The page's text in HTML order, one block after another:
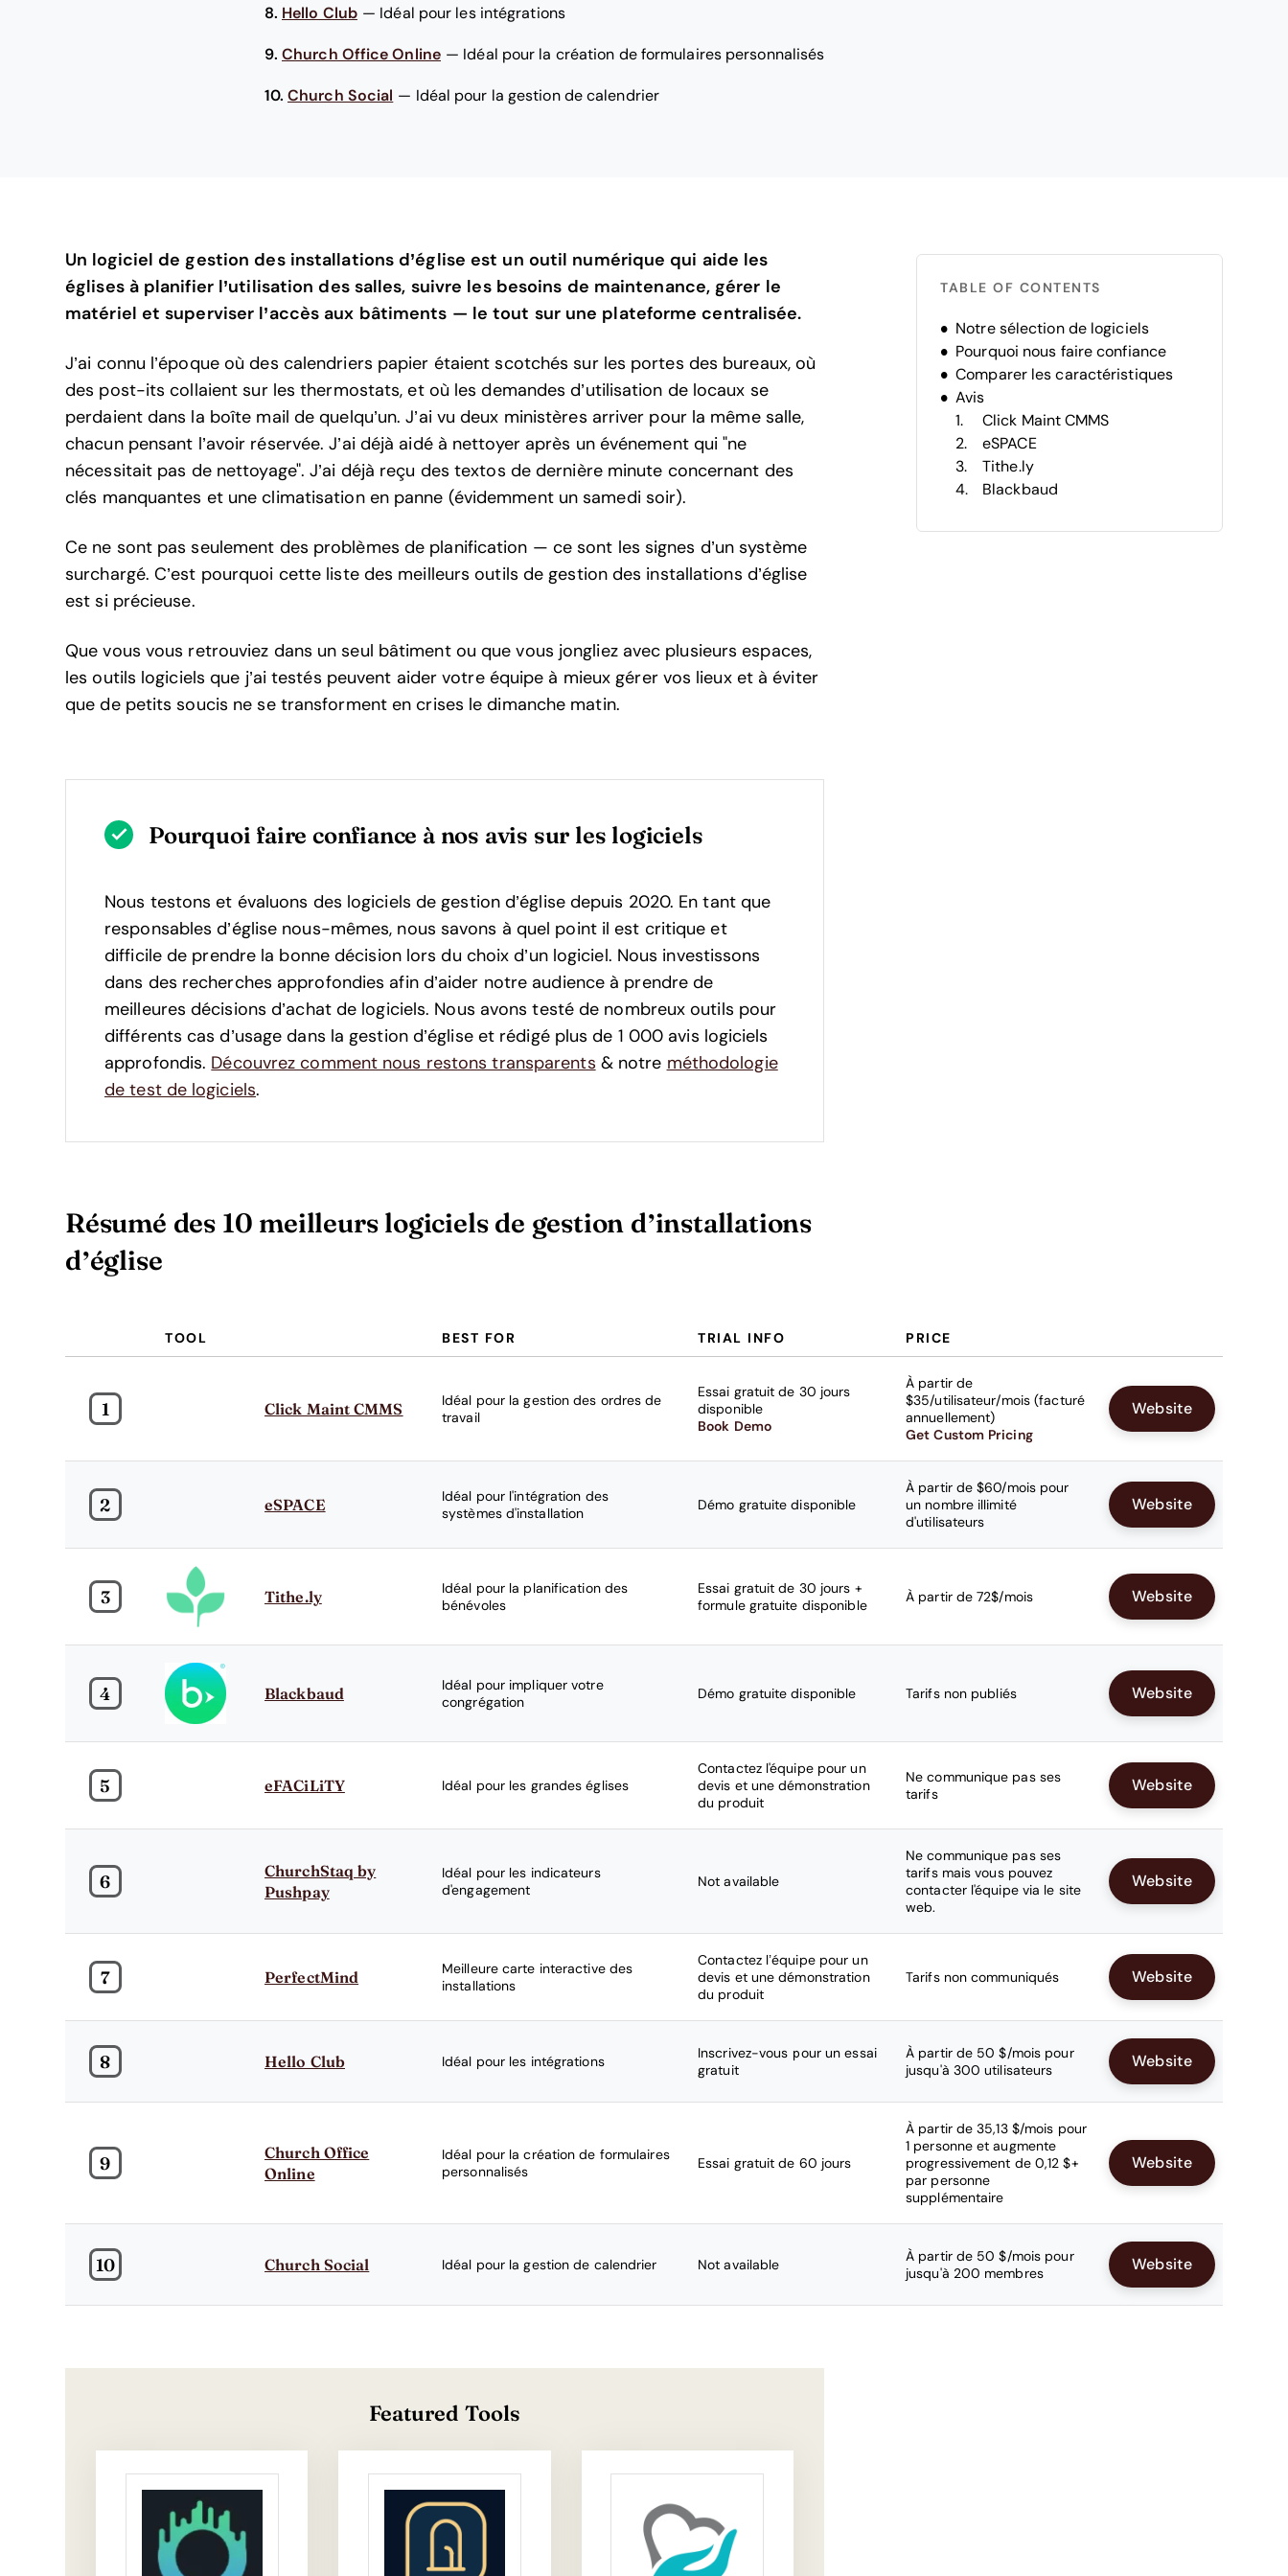
8. Hello Club — Idéal pour les intégrations
9. Church Office Online — Idéal pour la création de formulaires personnalisés
10. Church Social — Idéal pour la gestion de calendrier
Un logiciel de gestion des installations d’église est un outil numérique qui aide les
églises à planifier l’utilisation des salles, suivre les besoins de maintenance, gérer le
matériel et superviser l’accès aux bâtiments — le tout sur une plateforme centralisée.
J’ai connu l’époque où des calendriers papier étaient scotchés sur les portes des bureaux, où
des post-its collaient sur les thermostats, et où les demandes d’utilisation de locaux se
perdaient dans la boîte mail de quelqu’un. J’ai vu deux ministères arriver pour la même salle,
chacun pensant l’avoir réservée. J’ai déjà aidé à nettoyer après un événement qui "ne
nécessitait pas de nettoyage". J’ai déjà reçu des textos de dernière minute concernant des
clés manquantes et une climatisation en panne (évidemment un samedi soir).
Ce ne sont pas seulement des problèmes de planification — ce sont les signes d’un système
surchargé. C’est pourquoi cette liste des meilleurs outils de gestion des installations d’église
est si précieuse.
Que vous vous retrouviez dans un seul bâtiment ou que vous jongliez avec plusieurs espaces,
les outils logiciels que j’ai testés peuvent aider votre équipe à mieux gérer vos lieux et à éviter
que de petits soucis ne se transforment en crises le dimanche matin.
Pourquoi faire confiance à nos avis sur les logiciels
Nous testons et évaluons des logiciels de gestion d’église depuis 2020. En tant que
responsables d’église nous-mêmes, nous savons à quel point il est critique et
difficile de prendre la bonne décision lors du choix d’un logiciel. Nous investissons
dans des recherches approfondies afin d’aider notre audience à prendre de
meilleures décisions d’achat de logiciels. Nous avons testé de nombreux outils pour
différents cas d’usage dans la gestion d’église et rédigé plus de 1 000 avis logiciels
approfondis. Découvrez comment nous restons transparents & notre méthodologie
de test de logiciels.
Résumé des 10 meilleurs logiciels de gestion d’installations
d’église
TOOL BEST FOR TRIAL INFO PRICE
1 Click Maint CMMS
Idéal pour la gestion des ordres de
travail
Essai gratuit de 30 jours
disponible
Book Demo
À partir de
$35/utilisateur/mois (facturé
annuellement)
Get Custom Pricing
Website
2 eSPACE
Idéal pour l'intégration des
systèmes d'installation
Démo gratuite disponible
À partir de $60/mois pour
un nombre illimité
d'utilisateurs
Website
3 Tithe.ly
Idéal pour la planification des
bénévoles
Essai gratuit de 30 jours +
formule gratuite disponible
À partir de 72$/mois Website
4 Blackbaud
Idéal pour impliquer votre
congrégation
Démo gratuite disponible Tarifs non publiés Website
5 eFACiLiTY Idéal pour les grandes églises
Contactez l'équipe pour un
devis et une démonstration
du produit
Ne communique pas ses
tarifs
Website
6
ChurchStaq by
Pushpay
Idéal pour les indicateurs
d'engagement
Not available
Ne communique pas ses
tarifs mais vous pouvez
contacter l'équipe via le site
web.
Website
7 PerfectMind
Meilleure carte interactive des
installations
Contactez l’équipe pour un
devis et une démonstration
du produit
Tarifs non communiqués Website
8 Hello Club Idéal pour les intégrations
Inscrivez-vous pour un essai
gratuit
À partir de 50 $/mois pour
jusqu'à 300 utilisateurs
Website
9
Church Office
Online
Idéal pour la création de formulaires
personnalisés
Essai gratuit de 60 jours
À partir de 35,13 $/mois pour
1 personne et augmente
progressivement de 0,12 $+
par personne
supplémentaire
Website
10 Church Social Idéal pour la gestion de calendrier Not available
À partir de 50 $/mois pour
jusqu'à 200 membres
Website
Featured Tools
TABLE OF CONTENTS
Notre sélection de logiciels
Pourquoi nous faire confiance
Comparer les caractéristiques
Avis
Click Maint CMMS
eSPACE
Tithe.ly
Blackbaud
ChurchStaq by Pushpay